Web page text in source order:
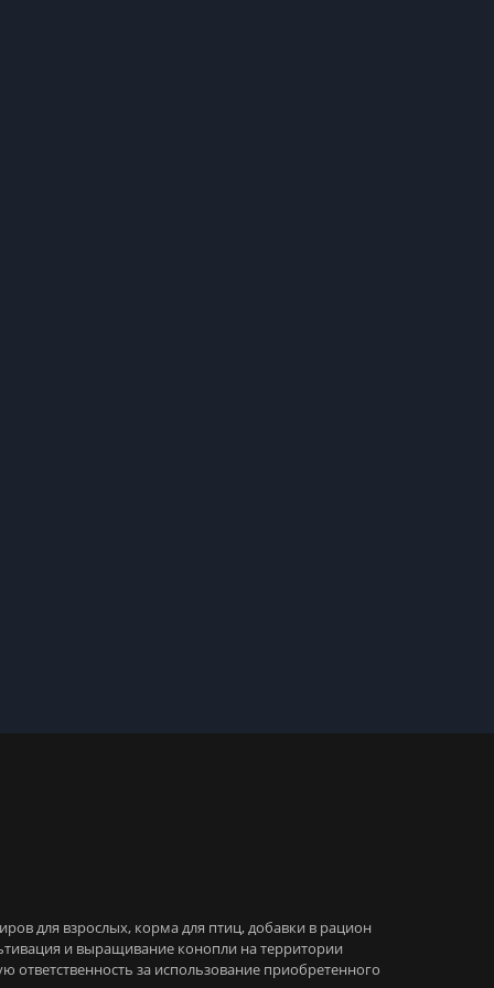
для взрослых, корма для птиц, добавки в рацион
и выращивание конопли на территории
за использование приобретенного